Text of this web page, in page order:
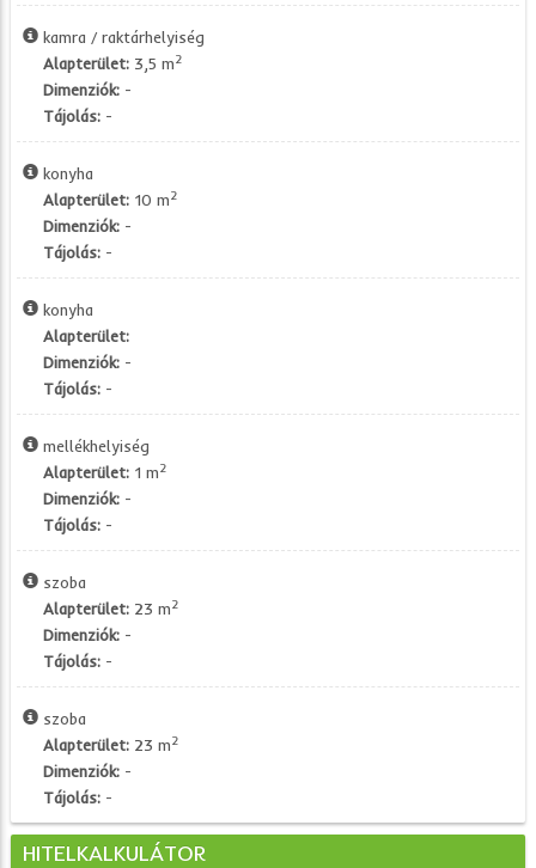
kamra / raktárhelyiség
Alapterület: 3,5 m2
Dimenziók: -
Tájolás: -
konyha
Alapterület: 10 m2
Dimenziók: -
Tájolás: -
konyha
Alapterület:
Dimenziók: -
Tájolás: -
mellékhelyiség
Alapterület: 1 m2
Dimenziók: -
Tájolás: -
szoba
Alapterület: 23 m2
Dimenziók: -
Tájolás: -
szoba
Alapterület: 23 m2
Dimenziók: -
Tájolás: -
HITELKALKULÁTOR